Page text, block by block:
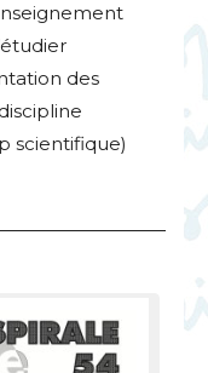
des
scientifique)